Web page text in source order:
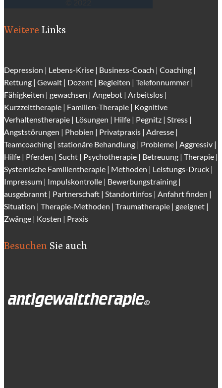
Weitere Links
Depression | Lebens-Krise | Business-Coach | Coaching |
Rettung | Gewalt | Dozent | Begleiten | Telefonnummer |
Fähigkeiten | gewachsen | Angebot | Arbeitslos |
Kurzzeittherapie | Familien-Therapie | Kognitive
Verhaltenstherapie | Lösungen | Hilfe | Pegnitz | Stress |
Angststörungen | Phobien | Privatpraxis | Adresse |
Teamcoaching | stationäre Behandlung | Probleme | Aggressiv |
Hilfe | Pferden | Sucht | Psychotherapie | Betreuung | Therapie |
Systemische Familientherapie | Methoden | Leistungs-Druck |
Impressum | Impulskontrolle | Bewerbungstraining |
ausgebrannt | Partnerschaft | Standortinfos | Anfahrt finden |
Situation | Therapie-Methoden | Traumatherapie | geeignet |
Zwänge | Kosten | Praxis
Besuchen Sie auch